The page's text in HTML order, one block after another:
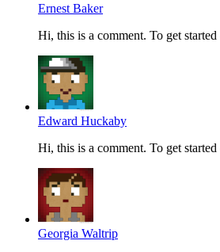
Ernest Baker
Hi, this is a comment. To get
Edward Huckaby
Hi, this is a comment. To get
Georgia Waltrip